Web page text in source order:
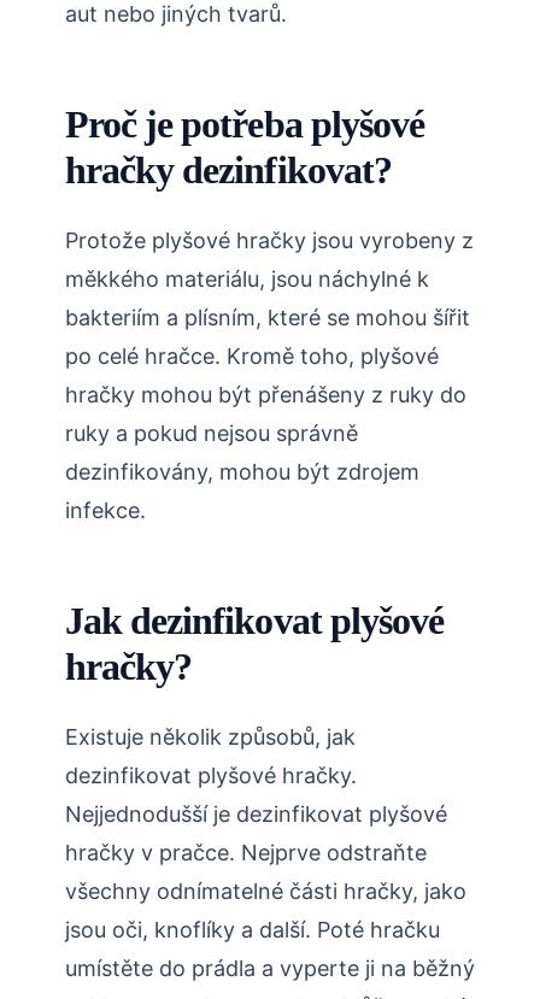
aut nebo jiných tvarů.
Proč je potřeba plyšové
hračky dezinfikovat?
Protože plyšové hračky jsou vyrobeny z
měkkého materiálu, jsou náchylné k
bakteriím a plísním, které se mohou šířit
po celé hračce. Kromě toho, plyšové
hračky mohou být přenášeny z ruky do
ruky a pokud nejsou správně
dezinfikovány, mohou být zdrojem
infekce.
Jak dezinfikovat plyšové
hračky?
Existuje několik způsobů, jak
dezinfikovat plyšové hračky.
Nejjednodušší je dezinfikovat plyšové
hračky v pračce. Nejprve odstraňte
všechny odnímatelné části hračky, jako
jsou oči, knoflíky a další. Poté hračku
umístěte do prádla a vyperte ji na běžný